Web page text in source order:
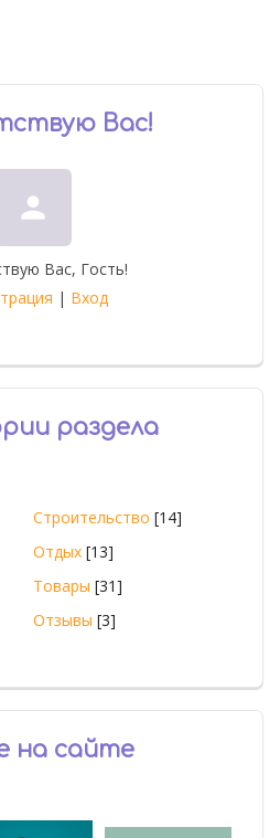
Вас!
person
Вас, Гость!
| Вход
раздела
Строительство [14]
Отдых [13]
Товары [31]
Отзывы [3]
на сайте